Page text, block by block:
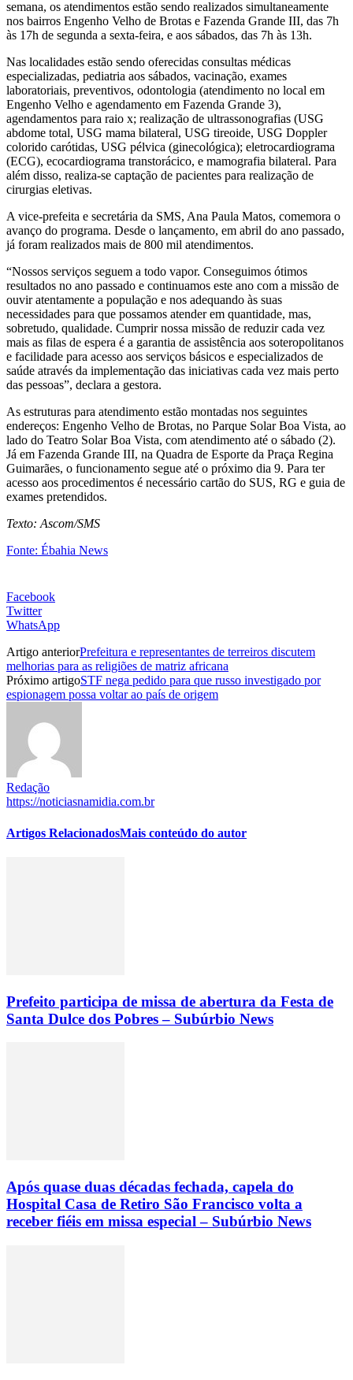
semana, os atendimentos estão sendo realizados simultaneamente
nos bairros Engenho Velho de Brotas e Fazenda Grande III, das 7h
às 17h de segunda a sexta-feira, e aos sábados, das 7h às 13h.
Nas localidades estão sendo oferecidas consultas médicas
especializadas, pediatria aos sábados, vacinação, exames
laboratoriais, preventivos, odontologia (atendimento no local em
Engenho Velho e agendamento em Fazenda Grande 3),
agendamentos para raio x; realização de ultrassonografias (USG
abdome total, USG mama bilateral, USG tireoide, USG Doppler
colorido carótidas, USG pélvica (ginecológica); eletrocardiograma
(ECG), ecocardiograma transtorácico, e mamografia bilateral. Para
além disso, realiza-se captação de pacientes para realização de
cirurgias eletivas.
A vice-prefeita e secretária da SMS, Ana Paula Matos, comemora o
avanço do programa. Desde o lançamento, em abril do ano passado,
já foram realizados mais de 800 mil atendimentos.
“Nossos serviços seguem a todo vapor. Conseguimos ótimos
resultados no ano passado e continuamos este ano com a missão de
ouvir atentamente a população e nos adequando às suas
necessidades para que possamos atender em quantidade, mas,
sobretudo, qualidade. Cumprir nossa missão de reduzir cada vez
mais as filas de espera é a garantia de assistência aos soteropolitanos
e facilidade para acesso aos serviços básicos e especializados de
saúde através da implementação das iniciativas cada vez mais perto
das pessoas”, declara a gestora.
As estruturas para atendimento estão montadas nos seguintes
endereços: Engenho Velho de Brotas, no Parque Solar Boa Vista, ao
lado do Teatro Solar Boa Vista, com atendimento até o sábado (2).
Já em Fazenda Grande III, na Quadra de Esporte da Praça Regina
Guimarães, o funcionamento segue até o próximo dia 9. Para ter
acesso aos procedimentos é necessário cartão do SUS, RG e guia de
exames pretendidos.
Texto: Ascom/SMS
Fonte: Ébahia News
Facebook
Twitter
WhatsApp
Artigo anteriorPrefeitura e representantes de terreiros discutem
melhorias para as religiões de matriz africana
Próximo artigoSTF nega pedido para que russo investigado por
espionagem possa voltar ao país de origem
Redação
https://noticiasnamidia.com.br
Artigos RelacionadosMais conteúdo do autor
Prefeito participa de missa de abertura da Festa de
Santa Dulce dos Pobres – Subúrbio News
Após quase duas décadas fechada, capela do
Hospital Casa de Retiro São Francisco volta a
receber fiéis em missa especial – Subúrbio News